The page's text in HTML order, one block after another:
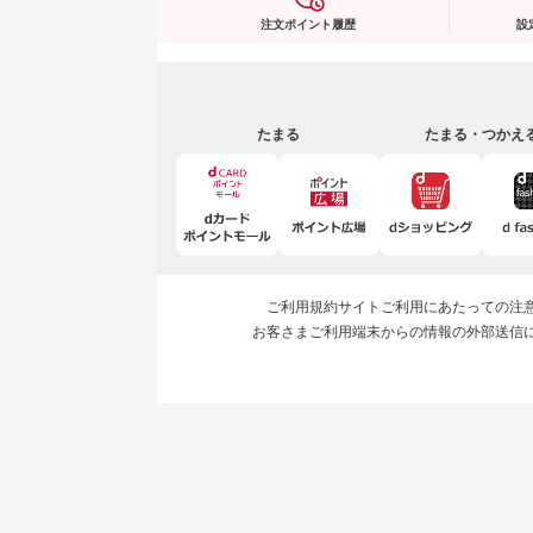
注文ポイント履歴 設
たまる たまる・つかえ
ご利用規約サイトご利用にあたっての注
お客さまご利用端末からの情報の外部送信